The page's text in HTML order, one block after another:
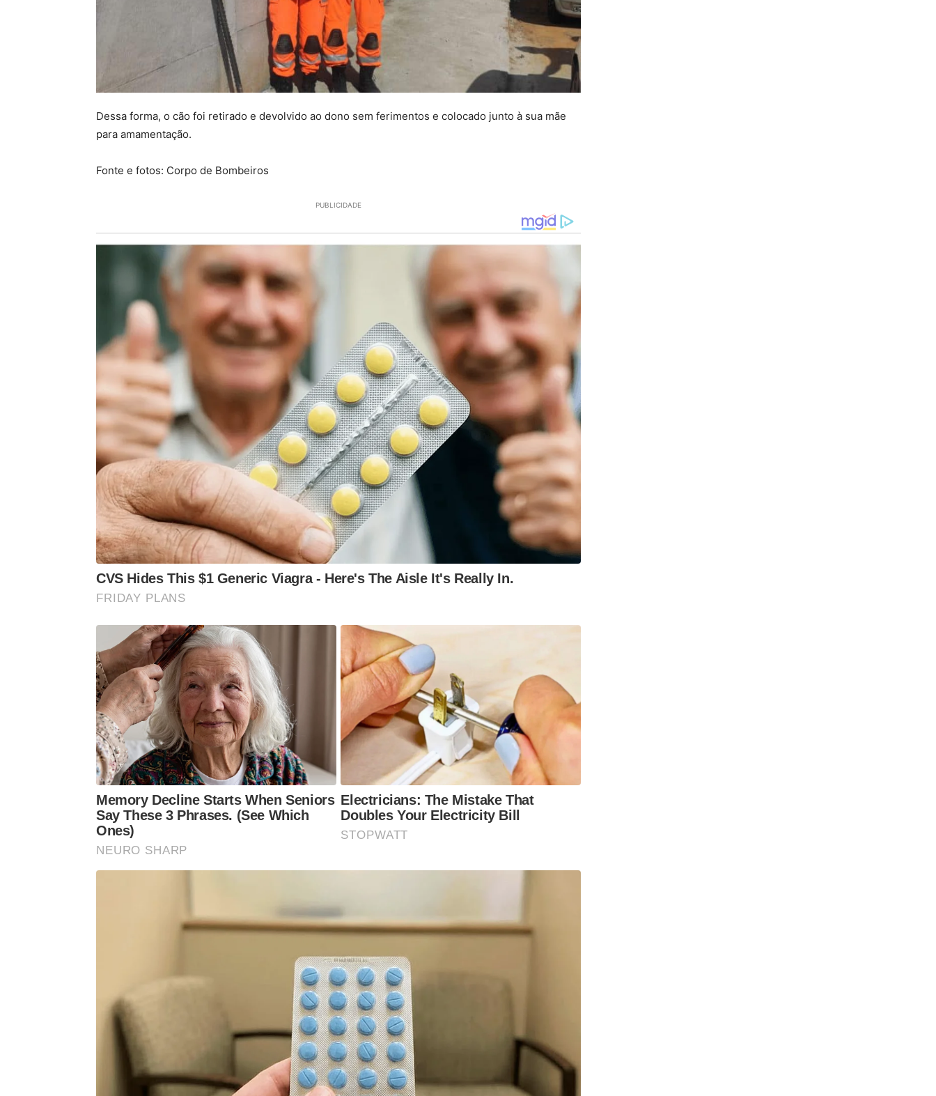
Dessa forma, o cão foi retirado e devolvido ao dono sem ferimentos e colocado junto à sua mãe
para amamentação.
Fonte e fotos: Corpo de Bombeiros
PUBLICIDADE